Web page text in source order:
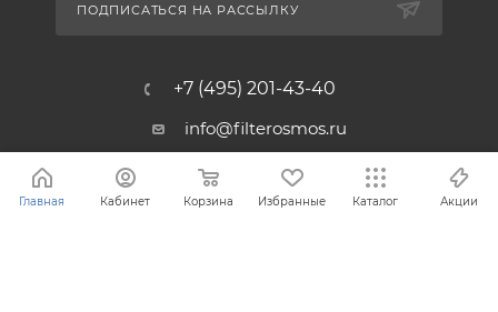
ПОДПИСАТЬСЯ НА РАССЫЛКУ
+7 (495) 201-43-40
info@filterosmos.ru
125008 г. Москва, проезд
Главная Кабинет Корзина Избранные Каталог Акции